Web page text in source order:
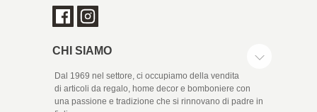
CHI SIAMO
Dal 1969 nel settore, ci occupiamo della vendita
di articoli da regalo, home decor e bomboniere con
una passione e tradizione che si rinnovano di padre in